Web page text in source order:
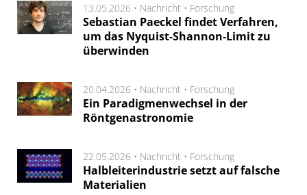
13.05.2026 • Nachricht • Forschung
Sebastian Paeckel findet Verfahren,
um das Nyquist-Shannon-Limit zu
überwinden
20.04.2026 • Nachricht • Forschung
Ein Paradigmenwechsel in der
Röntgenastronomie
22.05.2026 • Nachricht • Forschung
Halbleiterindustrie setzt auf falsche
Materialien